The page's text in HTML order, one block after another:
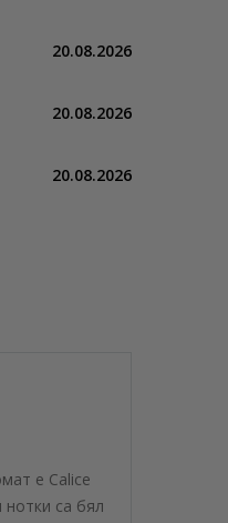
20.08.2026
20.08.2026
20.08.2026
е Calice
са бял